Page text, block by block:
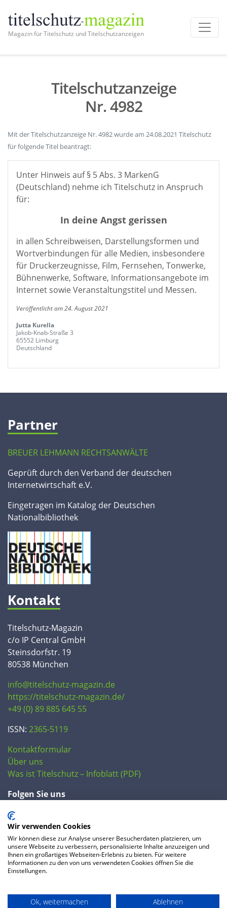
Magazin für Titelschutz und Titelschutzanzeigen
Titelschutzanzeige
Nr. 4982
Mit der Titelschutzanzeige Nr. 4982 wurde am 24.08.2021 Titelschutz
für folgende Titel beantragt:
Unter Hinweis auf § 5 Abs. 3 MarkenG
(Deutschland) nehme ich Titelschutz in Anspruch
für:
In deine Angst gerissen
in allen Schreibweisen, Darstellungsformen und
Wortverbindungen für alle Medien, insbesondere
für Druckerzeugnisse, Film, Fernsehen, Tonwerke,
Bühnenwerke, Software, Informationsangebote im
Internet sowie Veranstaltungstitel und Messen.
Veröffentlicht am 24. August 2021
Jutta Kurella
Jakob-Knab-Straße 3
65552 Limburg
Deutschland
Partner
BREUER LEHMANN RECHTSANWÄLTE
Geprüft durch den Verband der deutschen
Internetwirtschaft e.V.
Eingetragen im Katalog der Deutschen
Nationalbibliothek
Kontakt
Titelschutz-Magazin
c/o IP Central GmbH
Steinsdorfstr. 19
80538 München
info@titelschutz-magazin.de
https://titelschutz-magazin.de/
+49 (0) 89 885 645 55
ISSN: 2365-5119
Kontaktformular
Über uns
Was ist Titelschutz – Infoblatt (PDF)
Folgen Sie uns
FAQ
Datenschutzerklärung AGB Preise
Wir verwenden Cookies
Wir können diese zur Analyse unserer Besucherdaten platzieren, um
unsere Webseite zu verbessern, personalisierte Inhalte anzuzeigen und
Ihnen ein großartiges Webseiten-Erlebnis zu bieten. Für weitere
Informationen zu den von uns verwendeten Cookies öffnen Sie die
Einstellungen.
Ok, weitermachen Ablehnen